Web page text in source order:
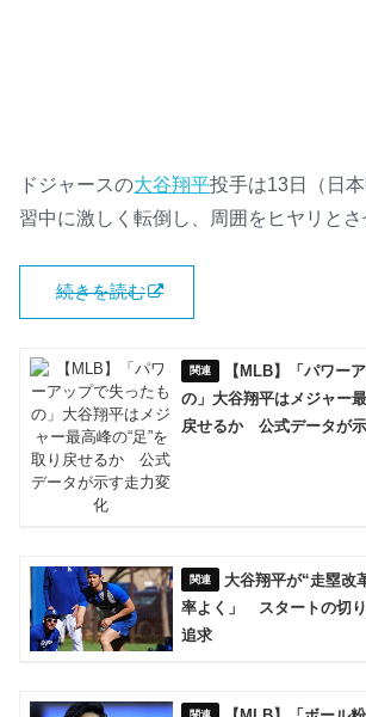
ドジャースの大谷翔平投手は13日（日
習中に激しく転倒し、周囲をヒヤリと
続きを読む
【MLB】「パワー
の」大谷翔平はメジャー
戻せるか 公式データが
大谷翔平が“走塁改
率よく」 スタートの切
追求